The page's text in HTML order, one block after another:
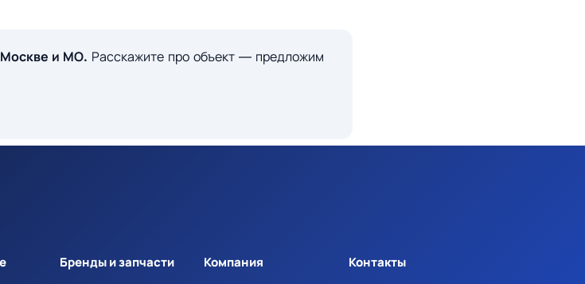
и МО. Расскажите про объект — предложим
Бренды и запчасти Компания Контакты